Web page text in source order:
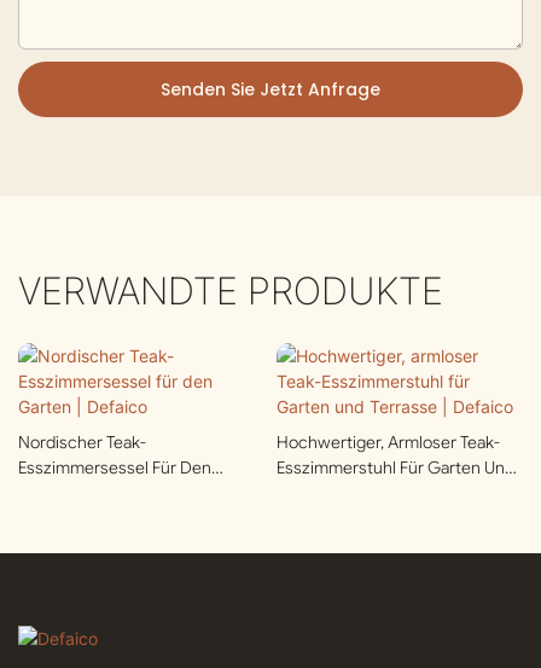
Senden Sie Jetzt Anfrage
VERWANDTE PRODUKTE
Nordischer Teak-
Esszimmersessel Für Den
Hochwertiger, Armloser Teak-
Esszimmerstuhl Für Garten Und